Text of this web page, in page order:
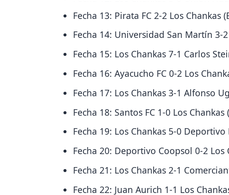
Fecha 13: Pirata FC 2-2 Los
Fecha 14: Universidad San Martín 3-
Fecha 15: Los Chankas 7-1 Carlos
Fecha 16: Ayacucho FC 0-2 Los
Fecha 17: Los Chankas 3-1 Alfonso
Fecha 18: Santos FC 1-0 Los
Fecha 19: Los Chankas 5-0
Fecha 20: Deportivo Coopsol 0-2
Fecha 21: Los Chankas 2-1
Fecha 22: Juan Aurich 1-1 Los